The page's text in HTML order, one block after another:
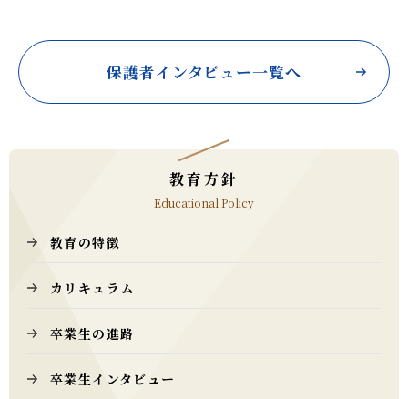
保護者インタビュー一覧へ
教育方針
Educational Policy
教育の特徴
カリキュラム
卒業生の進路
卒業生インタビュー